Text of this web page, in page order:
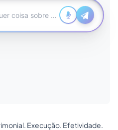
Execução. Efetividade.